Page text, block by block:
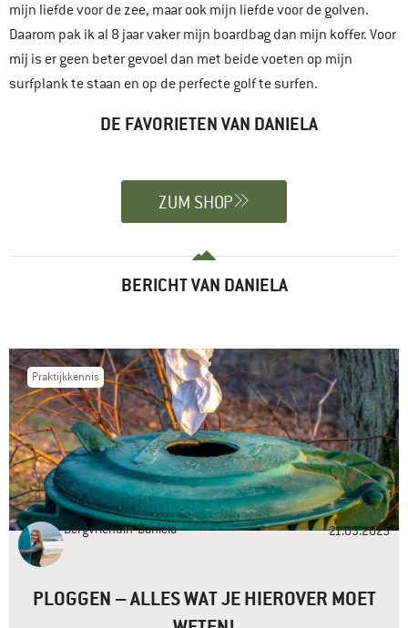
mijn liefde voor de zee, maar ook mijn liefde voor de golven.
Daarom pak ik al 8 jaar vaker mijn boardbag dan mijn koffer. Voor
mij is er geen beter gevoel dan met beide voeten op mijn
surfplank te staan en op de perfecte golf te surfen.
DE FAVORIETEN VAN DANIELA
ZUM SHOP
BERICHT VAN DANIELA
Praktijkkennis
Bergvriendin Daniela 21.03.2025
PLOGGEN – ALLES WAT JE HIEROVER MOET